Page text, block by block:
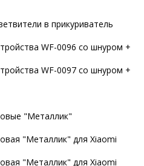
в прикуриватель
WF-0096 со шнуром +
WF-0097 со шнуром +
"Металлик"
"Металлик" для Xiaomi
"Металлик" для Xiaomi